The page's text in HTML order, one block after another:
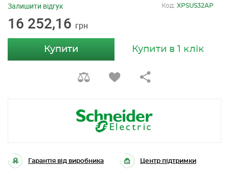
16 252,16 грн
Залишити відгук Код: XPSUS32AP
Купити Купити в 1 клік
Гарантія від виробника Центр підтримки